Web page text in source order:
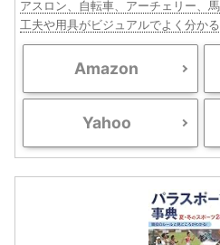
アスロン、自転車、アーチェリー、
工夫や用具がビジュアルでよく分かる
Amazon
Yahoo